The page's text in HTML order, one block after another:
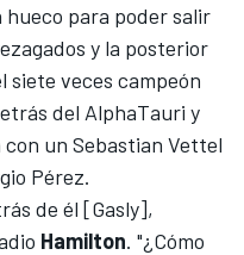
para poder salir
y la posterior
siete veces campeón
del AlphaTauri y
un Sebastian Vettel
Pérez.
de él [Gasly],
Hamilton. "¿Cómo